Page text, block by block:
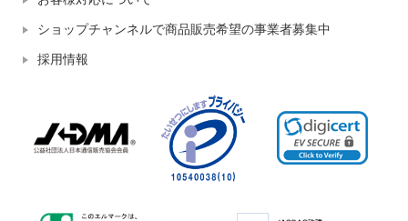
ショップチャンネルで商品販売希望の事業者募集中
採用情報